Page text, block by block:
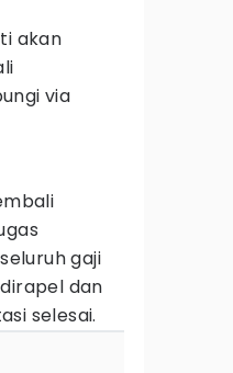
akan
via
gaji
dan
selesai.